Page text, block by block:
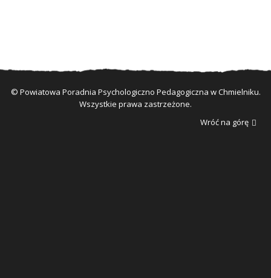
© Powiatowa Poradnia Psychologiczno Pedagogiczna w Chmielniku.
Wszystkie prawa zastrzeżone.
Wróć na górę